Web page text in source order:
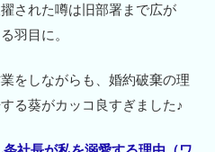
された噂は旧部署まで広が
羽目に。
をしながらも、婚約破棄の理
る葵がカッコ良すぎました♪